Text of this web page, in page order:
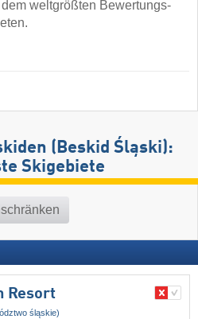
weltgrößten Bewertungs-
(Beskid Śląski):
Skigebiete
Resort
śląskie)